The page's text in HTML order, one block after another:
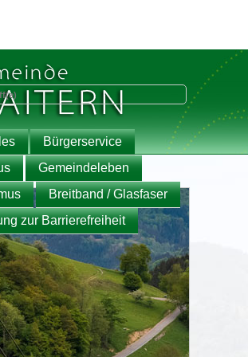
Bürgerservice
Gemeindeleben
Breitband / Glasfaser
zur Barrierefreiheit